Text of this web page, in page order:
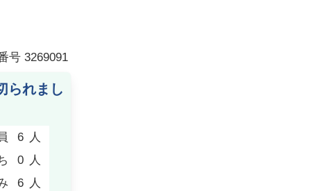
号 3269091
られまし
6 人
0 人
6 人